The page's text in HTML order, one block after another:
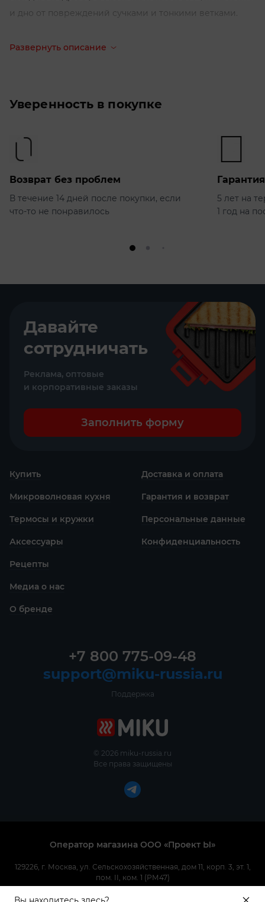
и дно от повреждений сучками и тонкими ветками.
Развернуть описание
Уверенность в покупке
Возврат без проблем
В течение 14 дней после покупки, если
что-то не понравилось
Гарантия
5 лет на
1 год на
Давайте
сотрудничать
Реклама, оптовые
и корпоративные заказы
Заполнить форму
Купить
Микроволновая кухня
Термосы и кружки
Аксессуары
Рецепты
Медиа о нас
О бренде
Доставка и оплата
Гарантия и возврат
Персональные данные
Конфиденциаль­ность
© 2026 miku-russia.ru
Все права защищены
+7 800 775-09-48
support@miku-russia.ru
Поддержка
Оператор магазина ООО «Проект Ы»
129226, г. Москва, ул. Сельскохозяйственная, дом 11, корп. 3, эт. 1,
пом. II, ком. 1 (РМ47)